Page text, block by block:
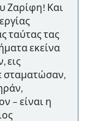
Ζαρίφη! Και
ταύτας τας
εκείνα
εις
σταματώσαν,
– είναι η